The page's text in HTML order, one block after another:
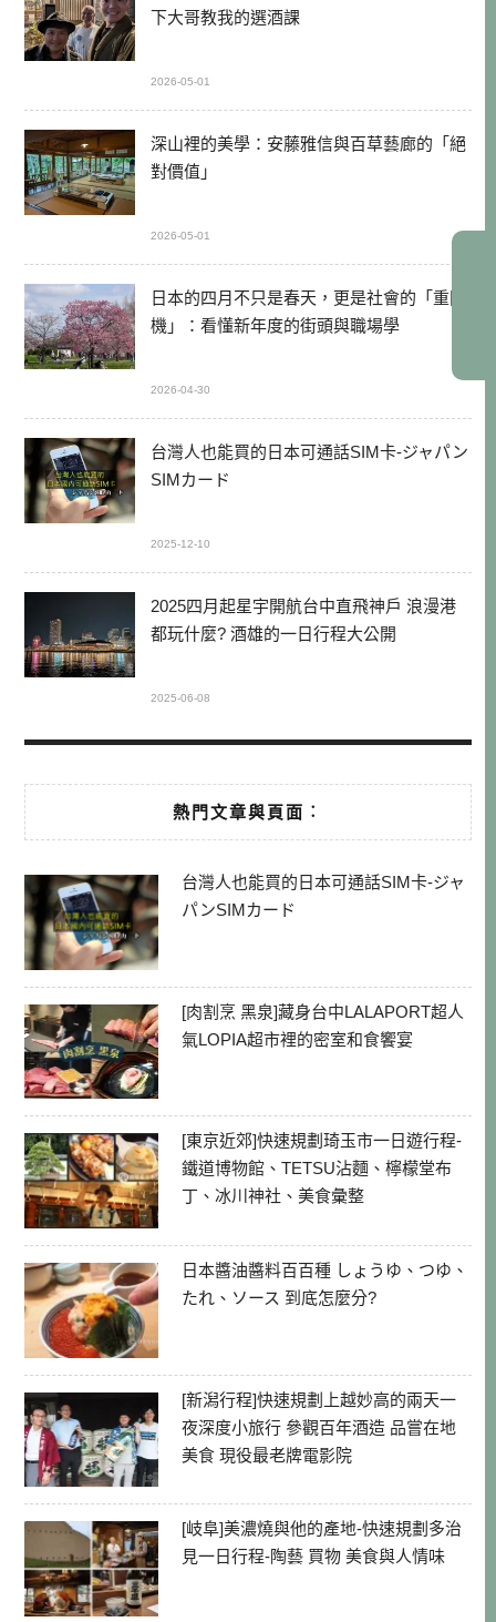
下大哥教我的選酒課
2026-05-01
深山裡的美學：安藤雅信與百草藝廊的「絕
對價值」
2026-05-01
日本的四月不只是春天，更是社會的「重開
機」：看懂新年度的街頭與職場學
2026-04-30
台灣人也能買的日本可通話SIM卡-ジャパン
SIMカード
2025-12-10
2025四月起星宇開航台中直飛神戶 浪漫港
都玩什麼? 酒雄的一日行程大公開
2025-06-08
熱門文章與頁面︰
台灣人也能買的日本可通話SIM卡-ジャ
パンSIMカード
[肉割烹 黑泉]藏身台中LALAPORT超人
氣LOPIA超市裡的密室和食饗宴
[東京近郊]快速規劃琦玉市一日遊行程-
鐵道博物館、TETSU沾麵、檸檬堂布
丁、冰川神社、美食彙整
日本醬油醬料百百種 しょうゆ、つゆ、
たれ、ソース 到底怎麼分?
[新潟行程]快速規劃上越妙高的兩天一
夜深度小旅行 參觀百年酒造 品嘗在地
美食 現役最老牌電影院
[岐阜]美濃燒與他的產地-快速規劃多治
見一日行程-陶藝 買物 美食與人情味